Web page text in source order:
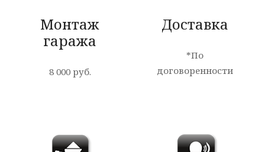
Монтаж
гаража
8 000 руб.
Доставка
*По
договоренности